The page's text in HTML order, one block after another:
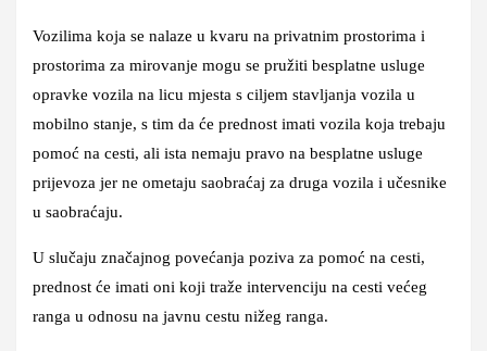
Vozilima koja se nalaze u kvaru na privatnim prostorima i
prostorima za mirovanje mogu se pružiti besplatne usluge
opravke vozila na licu mjesta s ciljem stavljanja vozila u
mobilno stanje, s tim da će prednost imati vozila koja trebaju
pomoć na cesti, ali ista nemaju pravo na besplatne usluge
prijevoza jer ne ometaju saobraćaj za druga vozila i učesnike
u saobraćaju.
U slučaju značajnog povećanja poziva za pomoć na cesti,
prednost će imati oni koji traže intervenciju na cesti većeg
ranga u odnosu na javnu cestu nižeg ranga.